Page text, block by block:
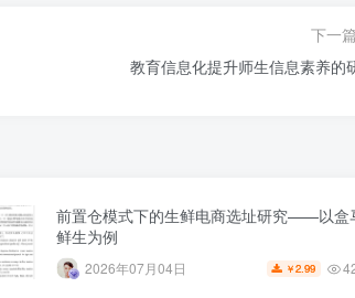
下一篇
教育信息化提升师生信息素养的
前置仓模式下的生鲜电商选址研究——以盒
鲜生为例
2026年07月04日 ￥2.99